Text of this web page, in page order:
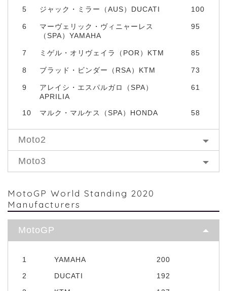
5 ジャック・ミラー（AUS）DUCATI 100
6
マーヴェリック・ヴィニャーレス
（SPA）YAMAHA
95
7 ミゲル・オリヴェイラ（POR）KTM 85
8 ブラッド・ビンダー（RSA）KTM 73
9
アレイシ・エスパルガロ（SPA）
APRILIA
61
10 マルク・マルケス（SPA）HONDA 58
Moto2
Moto3
MotoGP World Standing 2020
Manufacturers
MotoGP
1 YAMAHA
200
2
DUCATI
192